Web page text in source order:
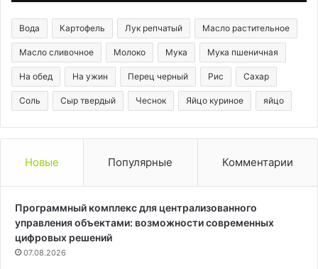
Вода Картофель Лук репчатый Масло растительное
Масло сливочное Молоко Мука Мука пшеничная
На обед На ужин Перец черный Рис Сахар
Соль Сыр твердый Чеснок Яйцо куриное яйцо
Новые Популярные Комментарии
Программный комплекс для централизованного
управления объектами: возможности современных
цифровых решений
07.08.2026